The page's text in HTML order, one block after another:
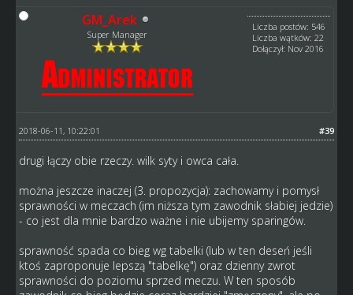
GM_Arek
Super Manager
Liczba postów: 546
Liczba wątków: 22
Dołączył: Nov 2016
#39
2018-06-11, 10:22:01
drugi łączy obie rzeczy. wilk syty i owca cała.
można jeszcze inaczej (3. propozycja): zachowamy i pomysł
sprawności w meczach (im niższa tym zawodnik słabiej jedzie)
- co jest dla mnie bardzo ważne i nie ubijemy sparingów.
sprawność spada co bieg wg tabelki (lub w ten deseń jeśli
ktoś zaproponuje lepszą "tabelkę") oraz dzienny zwrot
sprawności do poziomu sprzed meczu. W ten sposób